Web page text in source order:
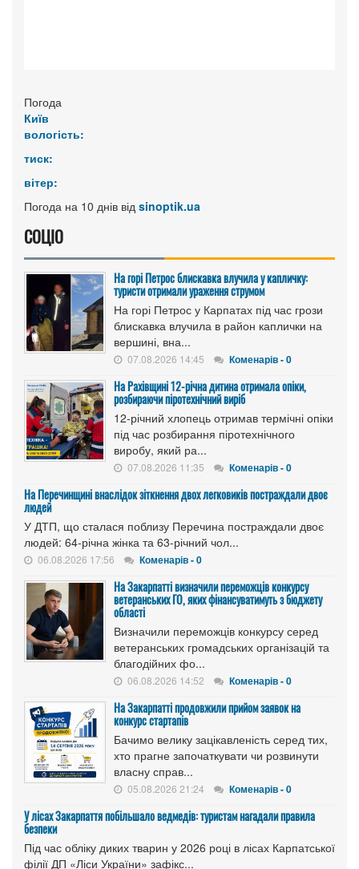
Погода
Київ
вологість:
тиск:
вітер:
Погода на 10 днів від sinoptik.ua
СОЦІО
На горі Петрос блискавка влучила у капличку:
туристи отримали ураження струмом
На горі Петрос у Карпатах під час грози
блискавка влучила в район каплички на
вершині, вна...
07.08.2026 14:45 Коменарів - 0
На Рахівщині 12-річна дитина отримала опіки,
розбираючи піротехнічний виріб
12-річний хлопець отримав термічні опіки
під час розбирання піротехнічного
виробу, який ра...
07.08.2026 11:35 Коменарів - 0
На Перечинщині внаслідок зіткнення двох легковиків постраждали двоє
людей
У ДТП, що сталася поблизу Перечина постраждали двоє
людей: 64-річна жінка та 63-річний чол...
06.08.2026 17:56 Коменарів - 0
На Закарпатті визначили переможців конкурсу
ветеранських ГО, яких фінансуватимуть з бюджету
області
Визначили переможців конкурсу серед
ветеранських громадських організацій та
благодійних фо...
06.08.2026 14:52 Коменарів - 0
На Закарпатті продовжили прийом заявок на
конкурс стартапів
Бачимо велику зацікавленість серед тих,
хто прагне започаткувати чи розвинути
власну справ...
05.08.2026 21:24 Коменарів - 0
У лісах Закарпаття побільшало ведмедів: туристам нагадали правила
безпеки
Під час обліку диких тварин у 2026 році в лісах Карпатської
філії ДП «Ліси України» зафікс...